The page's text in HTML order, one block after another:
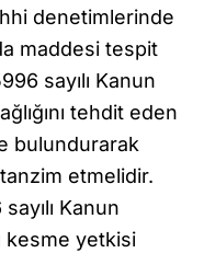
denetimlerinde
maddesi tespit
sayılı Kanun
tehdit eden
bulundurarak
etmelidir.
Kanun
kesme yetkisi